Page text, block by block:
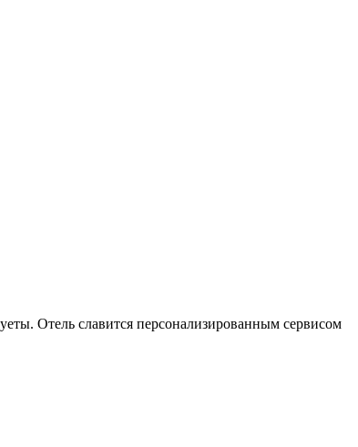
Отель славится персонализированным сервисом